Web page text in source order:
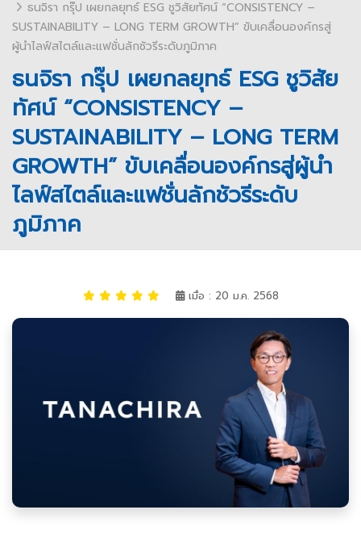
ธนจิรา กรุ๊ป เผยกลยุทธ์ ESG ชูวิสัยทัศน์ “CONSISTENCY –
SUSTAINABILITY – LONG TERM GROWTH” ขับเคลื่อนองค์กรสู่
ผู้นำไลฟ์สไตล์และแฟชั่นลักชัวรีระดับภูมิภาค
ธนจิรา กรุ๊ป เผยกลยุทธ์ ESG ชูวิสัย
ทัศน์ “CONSISTENCY –
SUSTAINABILITY – LONG TERM
GROWTH” ขับเคลื่อนองค์กรสู่ผู้นำ
ไลฟ์สไตล์และแฟชั่นลักชัวรีระดับ
ภูมิภาค
เมื่อ : 20 ม.ค. 2568